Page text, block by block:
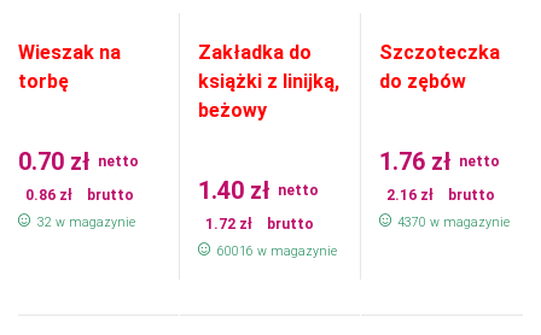
Wieszak na
torbę
0.70 zł netto
0.86 zł brutto
32 w magazynie
Zakładka do
książki z linijką,
beżowy
1.40 zł netto
1.72 zł brutto
60016 w magazynie
Szczoteczka
do zębów
1.76 zł netto
2.16 zł brutto
4370 w magazynie